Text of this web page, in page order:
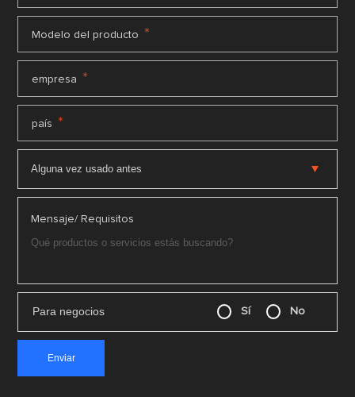
Modelo del producto *
empresa *
país *
Mensaje/ Requisitos
Para negocios Sí No